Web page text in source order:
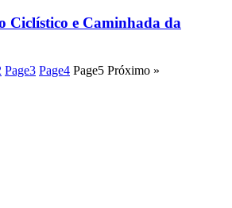
Ciclístico e Caminhada da
Page3 Page4 Page5 Próximo »